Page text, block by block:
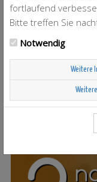
T-Berry
Scandinavian
fortlaufend
Bitte treffen Sie
Notwendig
Weitere